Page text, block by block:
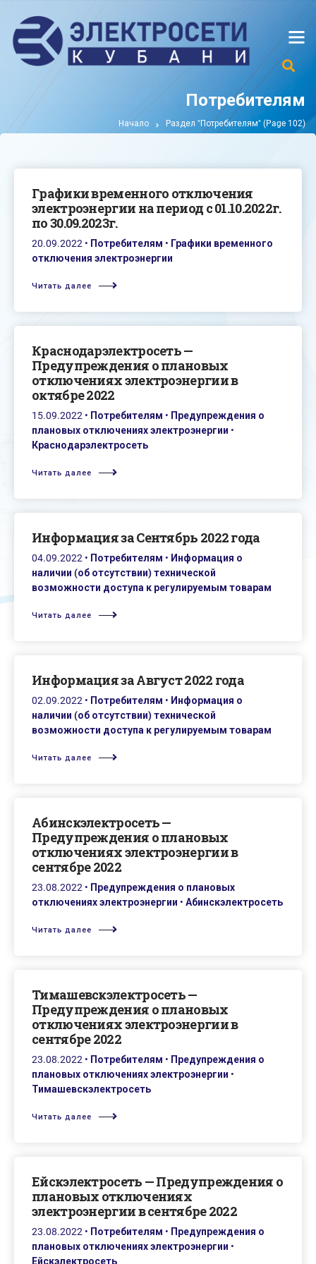
Потребителям
Начало Раздел "Потребителям" (Page 102)
Графики временного отключения
электроэнергии на период с 01.10.2022г.
по 30.09.2023г.
20.09.2022 • Потребителям • Графики временного
отключения электроэнергии
Читать далее
Краснодарэлектросеть —
Предупреждения о плановых
отключениях электроэнергии в
октябре 2022
15.09.2022 • Потребителям • Предупреждения о
плановых отключениях электроэнергии •
Краснодарэлектросеть
Читать далее
Информация за Сентябрь 2022 года
04.09.2022 • Потребителям • Информация о
наличии (об отсутствии) технической
возможности доступа к регулируемым товарам
Читать далее
Информация за Август 2022 года
02.09.2022 • Потребителям • Информация о
наличии (об отсутствии) технической
возможности доступа к регулируемым товарам
Читать далее
Абинскэлектросеть —
Предупреждения о плановых
отключениях электроэнергии в
сентябре 2022
23.08.2022 • Предупреждения о плановых
отключениях электроэнергии • Абинскэлектросеть
Читать далее
Тимашевскэлектросеть —
Предупреждения о плановых
отключениях электроэнергии в
сентябре 2022
23.08.2022 • Потребителям • Предупреждения о
плановых отключениях электроэнергии •
Тимашевскэлектросеть
Читать далее
Ейскэлектросеть — Предупреждения о
плановых отключениях
электроэнергии в сентябре 2022
23.08.2022 • Потребителям • Предупреждения о
плановых отключениях электроэнергии •
Ейскэлектросеть